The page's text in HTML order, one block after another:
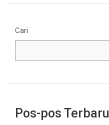
Cari
Pos-pos Terbaru